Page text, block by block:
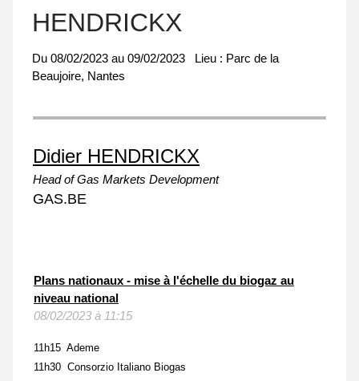
HENDRICKX
Du 08/02/2023 au 09/02/2023 Lieu : Parc de la
Beaujoire, Nantes
Didier HENDRICKX
Head of Gas Markets Development
GAS.BE
Plans nationaux - mise à l'échelle du biogaz au
niveau national
08/02/2023 à 11:15
11h15 Ademe
11h30 Consorzio Italiano Biogas